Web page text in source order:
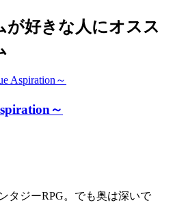
が好きな人にオスス
～
タジーRPG。でも奥は深いで